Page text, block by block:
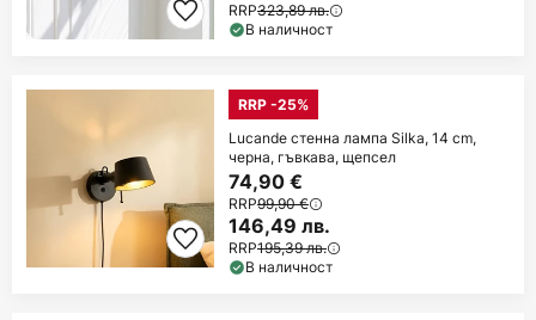
RRP323,89 лв.
В наличност
RRP -25%
Lucande стенна лампа Silka, 14 cm,
черна, гъвкава, щепсел
74,90 €
RRP99,90 €
146,49 лв.
RRP195,39 лв.
В наличност